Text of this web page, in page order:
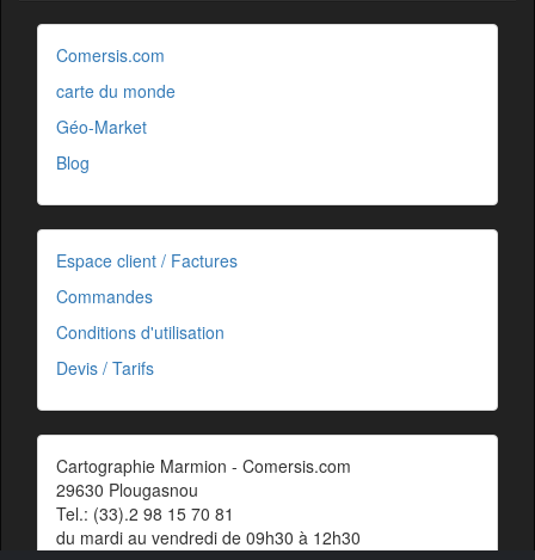
Comersis.com
carte du monde
Géo-Market
Blog
Espace client / Factures
Commandes
Conditions d'utilisation
Devis / Tarifs
Cartographie Marmion - Comersis.com
29630 Plougasnou
Tel.: (33).2 98 15 70 81
du mardi au vendredi de 09h30 à 12h30